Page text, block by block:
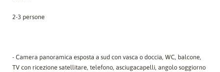
2-3 persone
- Camera panoramica esposta a sud con vasca o doccia, WC, balcone,
TV con ricezione satellitare, telefono, asciugacapelli, angolo soggiorno